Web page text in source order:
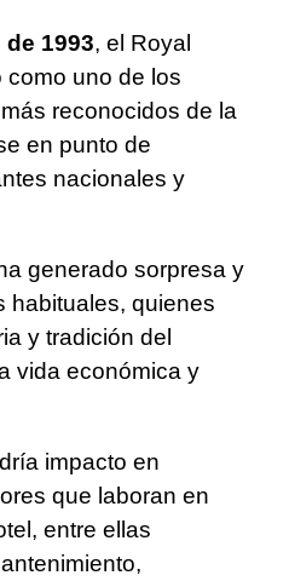
1993, el Royal
como uno de los
reconocidos de la
en punto de
nacionales y
generado sorpresa y
habituales, quienes
y tradición del
vida económica y
impacto en
que laboran en
entre ellas